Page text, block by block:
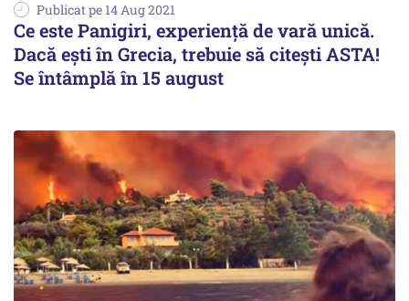
Publicat pe 14 Aug 2021
Ce este Panigiri, experiență de vară unică.
Dacă ești în Grecia, trebuie să citești ASTA!
Se întâmplă în 15 august